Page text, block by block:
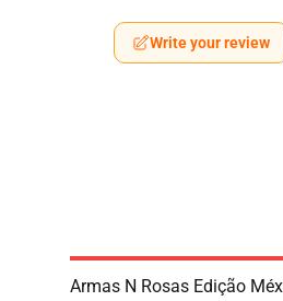
Write your review
Armas N Rosas Edição